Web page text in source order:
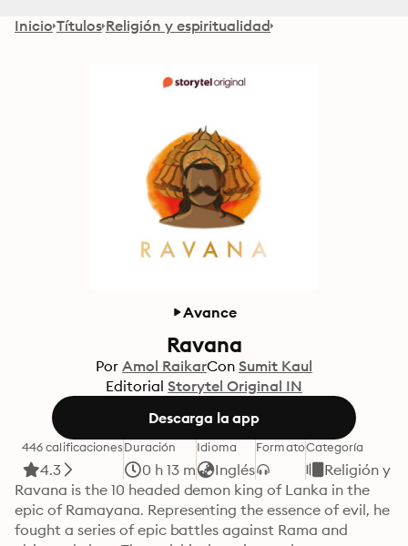
Inicio Títulos Religión y espiritualidad
Avance
Ravana
Por Amol RaikarCon Sumit Kaul
Editorial Storytel Original IN
Descarga la app
446 calificaciones
4.3
Duración
0 h 13 m
Idioma
Inglés
FormatoCategoría
Religión y
Ravana is the 10 headed demon king of Lanka in the
epic of Ramayana. Representing the essence of evil, he
fought a series of epic battles against Rama and